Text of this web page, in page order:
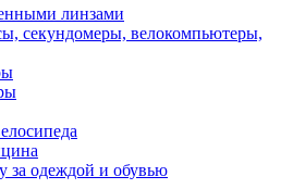
линзами
секундомеры, велокомпьютеры,
за одеждой и обувью